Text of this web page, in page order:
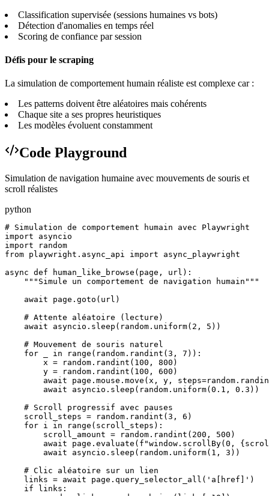
Classification supervisée (sessions humaines vs bots)
Détection d'anomalies en temps réel
Scoring de confiance par session
Défis pour le scraping
La simulation de comportement humain réaliste est complexe car :
Les patterns doivent être aléatoires mais cohérents
Chaque site a ses propres heuristiques
Les modèles évoluent constamment
Code Playground
Simulation de navigation humaine avec mouvements de souris et
scroll réalistes
python
# Simulation de comportement humain avec Playwright
import asyncio
import random
from playwright.async_api import async_playwright
async def human_like_browse(page, url):
    """Simule un comportement de navigation humain"""
    await page.goto(url)
    # Attente aléatoire (lecture)
    await asyncio.sleep(random.uniform(2, 5))
    # Mouvement de souris naturel
    for _ in range(random.randint(3, 7)):
        x = random.randint(100, 800)
        y = random.randint(100, 600)
await page.mouse.move(x, y,
        await asyncio.sleep(random.uniform(0.1, 0.3))
    # Scroll progressif avec pauses
    scroll_steps = random.randint(3, 6)
    for i in range(scroll_steps):
        scroll_amount = random.randint(200, 500)
await page.evaluate(f"window.scrollBy(0,
        await asyncio.sleep(random.uniform(1, 3))
    # Clic aléatoire sur un lien
    links = await page.query_selector_all('a[href]')
    if links: